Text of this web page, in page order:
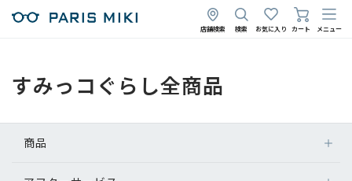
店舗検索 検索 お気に入り カート メニュー
すみっコぐらし全商品
商品